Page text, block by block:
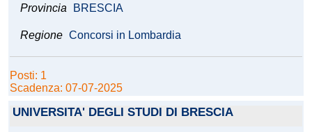
Provincia BRESCIA
Regione Concorsi in Lombardia
Posti: 1
Scadenza: 07-07-2025
UNIVERSITA' DEGLI STUDI DI BRESCIA